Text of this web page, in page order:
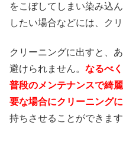
をこぼしてしまい染み込
したい場合などには、ク
クリーニングに出すと、
避けられません。 なるべ
普段のメンテナンスで綺
要な場合にクリーニング
持ちさせることができます